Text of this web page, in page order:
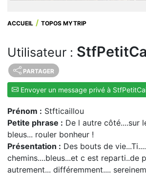
ACCUEIL TOPOS MYTRIP
Utilisateur :
PARTAGER
Envoyer un message privé à
Prénom : Stfticaillou
Petite phrase : De l autre côté....sur
bleus... rouler bonheur !
Présentation : Des bouts de
chemins....bleus...et c est reparti..de
autrement... différemment....